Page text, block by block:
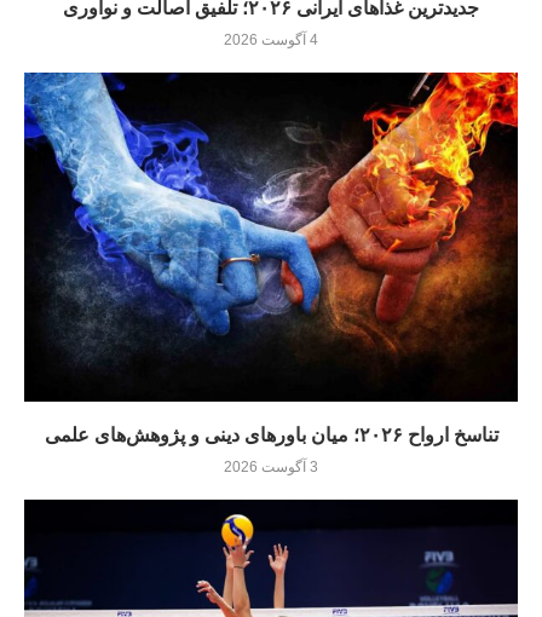
جدیدترین غذاهای ایرانی ۲۰۲۶؛ تلفیق اصالت و نوآوری
4 آگوست 2026
تناسخ ارواح ۲۰۲۶؛ میان باورهای دینی و پژوهش‌های علمی
3 آگوست 2026